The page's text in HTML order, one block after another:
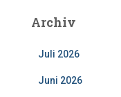
Archiv
Juli 2026
Juni 2026